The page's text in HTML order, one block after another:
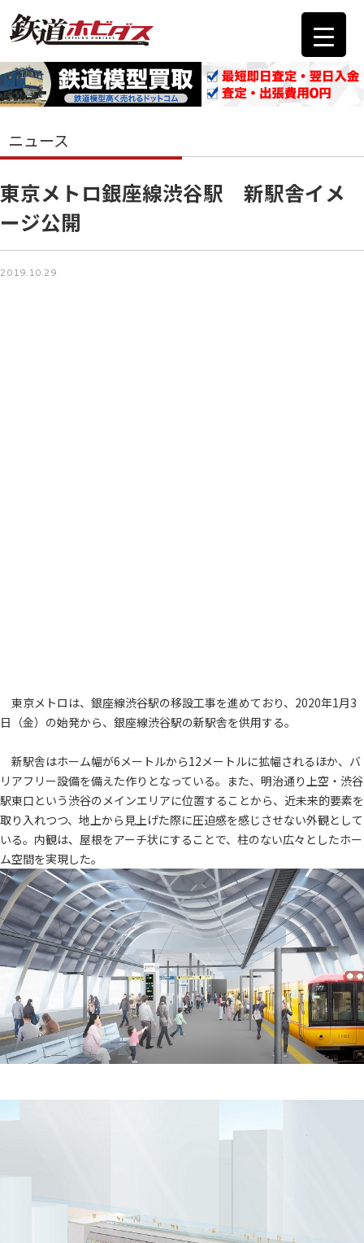
ニュース
東京メトロ銀座線渋谷駅 新駅舎イメ
ージ公開
2019.10.29
東京メトロは、銀座線渋谷駅の移設工事を進めており、2020年1月3
日（金）の始発から、銀座線渋谷駅の新駅舎を供用する。
新駅舎はホーム幅が6メートルから12メートルに拡幅されるほか、バ
リアフリー設備を備えた作りとなっている。また、明治通り上空・渋谷
駅東口という渋谷のメインエリアに位置することから、近未来的要素を
取り入れつつ、地上から見上げた際に圧迫感を感じさせない外観として
いる。内観は、屋根をアーチ状にすることで、柱のない広々としたホー
ム空間を実現した。